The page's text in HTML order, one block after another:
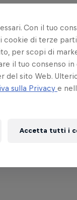
Con il tuo
cookie di terze
per scopi di
il tuo consenso in
del sito Web.
sulla Privacy e
Accetta tutti i